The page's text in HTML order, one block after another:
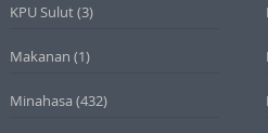
KPU Sulut(3)
Makanan (1)
Minahasa (432)